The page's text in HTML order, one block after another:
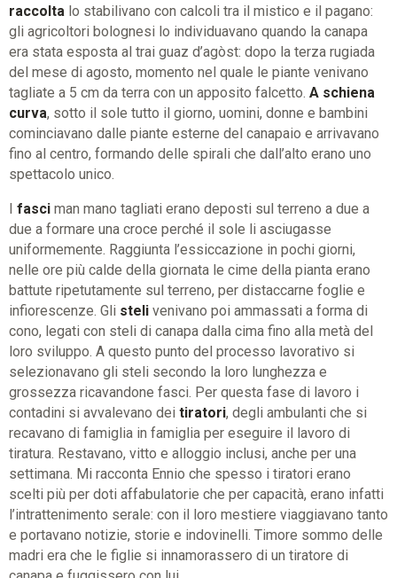
raccolta lo stabilivano con calcoli tra il mistico e il pagano:
gli agricoltori bolognesi lo individuavano quando la canapa
era stata esposta al trai guaz d’agòst: dopo la terza rugiada
del mese di agosto, momento nel quale le piante venivano
tagliate a 5 cm da terra con un apposito falcetto. A schiena
curva, sotto il sole tutto il giorno, uomini, donne e bambini
cominciavano dalle piante esterne del canapaio e arrivavano
fino al centro, formando delle spirali che dall’alto erano uno
spettacolo unico.
I fasci man mano tagliati erano deposti sul terreno a due a
due a formare una croce perché il sole li asciugasse
uniformemente. Raggiunta l’essiccazione in pochi giorni,
nelle ore più calde della giornata le cime della pianta erano
battute ripetutamente sul terreno, per distaccarne foglie e
infiorescenze. Gli steli venivano poi ammassati a forma di
cono, legati con steli di canapa dalla cima fino alla metà del
loro sviluppo. A questo punto del processo lavorativo si
selezionavano gli steli secondo la loro lunghezza e
grossezza ricavandone fasci. Per questa fase di lavoro i
contadini si avvalevano dei tiratori, degli ambulanti che si
recavano di famiglia in famiglia per eseguire il lavoro di
tiratura. Restavano, vitto e alloggio inclusi, anche per una
settimana. Mi racconta Ennio che spesso i tiratori erano
scelti più per doti affabulatorie che per capacità, erano infatti
l’intrattenimento serale: con il loro mestiere viaggiavano tanto
e portavano notizie, storie e indovinelli. Timore sommo delle
madri era che le figlie si innamorassero di un tiratore di